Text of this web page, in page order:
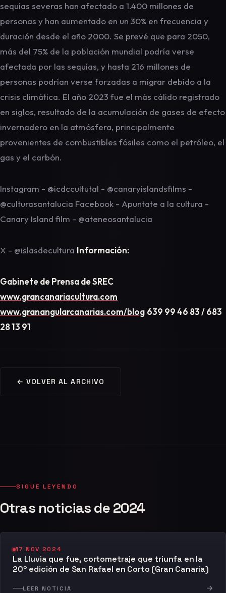
sequías severas han afectado a 1.400 millones de
personas y han aumentado en un 30% en frecuencia y
duración desde el año 2000. Se prevé que para 2050,
más del 75% de la población mundial podría verse
afectada por las sequías, y hasta 216 millones de
personas podrían verse forzadas a migrar debido a la
crisis climática. El año 2023 fue el más cálido registrado
en siglos, resultado de la acumulación de gases de efecto
invernadero en la atmósfera, principalmente
provenientes de combustibles fósiles como el petróleo, el
gas y el carbón.
Instagram - @icdccultutal - @canaryislandsfilms -
@culturasantalucia Facebook - Apuntate a la cultura -
Canary Island film - @ateneosantalucia
X - @islasdecultura Información:
Gabinete de Prensa de SREC
www.grancanariacultura.com
www.granangularcanarias.com/blog 639 99 46 83 / 683
28 13 91
← VOLVER AL ARCHIVO
SIGUE LEYENDO
Otras noticias de 2024
17 NOV 2024
La Lluvia que fue, cortometraje que triunfa en la
20º edición de San Rafael en Corto (Gran Canaria)
LEER NOTICIA →